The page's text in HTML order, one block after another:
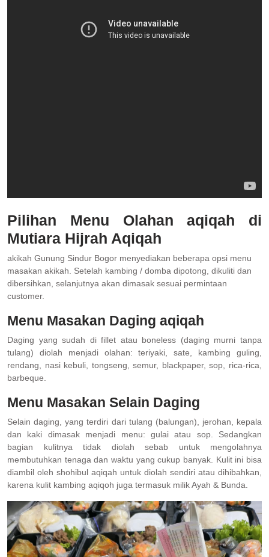
Pilihan Menu Olahan aqiqah di
Mutiara Hijrah Aqiqah
akikah Gunung Sindur Bogor menyediakan beberapa opsi menu
masakan akikah. Setelah kambing / domba dipotong, dikuliti dan
dibersihkan, selanjutnya akan dimasak sesuai permintaan
customer.
Menu Masakan Daging aqiqah
Daging yang sudah di fillet atau boneless (daging murni tanpa
tulang) diolah menjadi olahan: teriyaki, sate, kambing guling,
rendang, nasi kebuli, tongseng, semur, blackpaper, sop, rica-rica,
barbeque.
Menu Masakan Selain Daging
Selain daging, yang terdiri dari tulang (balungan), jerohan, kepala
dan kaki dimasak menjadi menu: gulai atau sop. Sedangkan
bagian kulitnya tidak diolah sebab untuk mengolahnya
membutuhkan tenaga dan waktu yang cukup banyak. Kulit ini bisa
diambil oleh shohibul aqiqah untuk diolah sendiri atau dihibahkan,
karena kulit kambing aqiqoh juga termasuk milik Ayah & Bunda.